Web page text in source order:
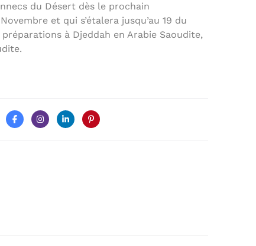
du Désert dès le prochain
et qui s’étalera jusqu’au 19 du
à Djeddah en Arabie Saoudite,